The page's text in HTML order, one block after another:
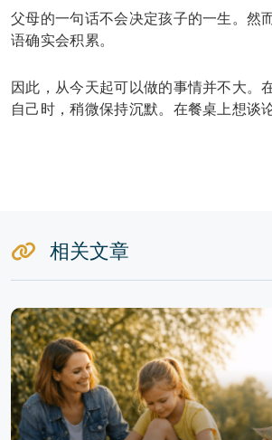
父母的一句话不会决定孩子的一生。然
语确实会积累。
因此，从今天起可以做的事情并不大。
自己时，稍微保持沉默。在餐桌上想谈
相关文章